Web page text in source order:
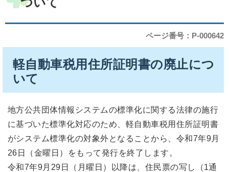
ページ番号：P-000642
軽自動車税用住所証明書の廃止につ
いて
地方公共団体情報システムの標準化に関する法律の施行
に基づいた標準化対応のため、軽自動車税用住所証明書
がシステム標準化の対象外となることから、令和7年9月
26日（金曜日）をもって発行を終了します。
令和7年9月29日（月曜日）以降は、住民票の写し（1通